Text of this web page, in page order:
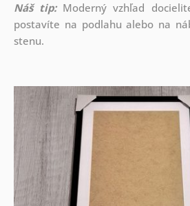
Náš tip: Moderný vzhľad
postavíte na podlahu alebo na
stenu.